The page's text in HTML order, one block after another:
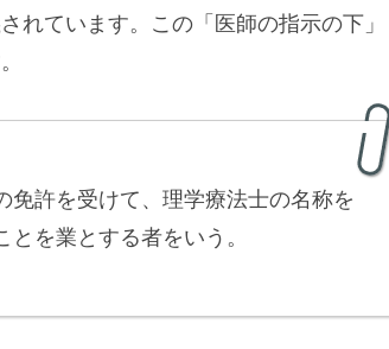
れています。この「医師の指示の下」
免許を受けて、理学療法士の名称を
を業とする者をいう。